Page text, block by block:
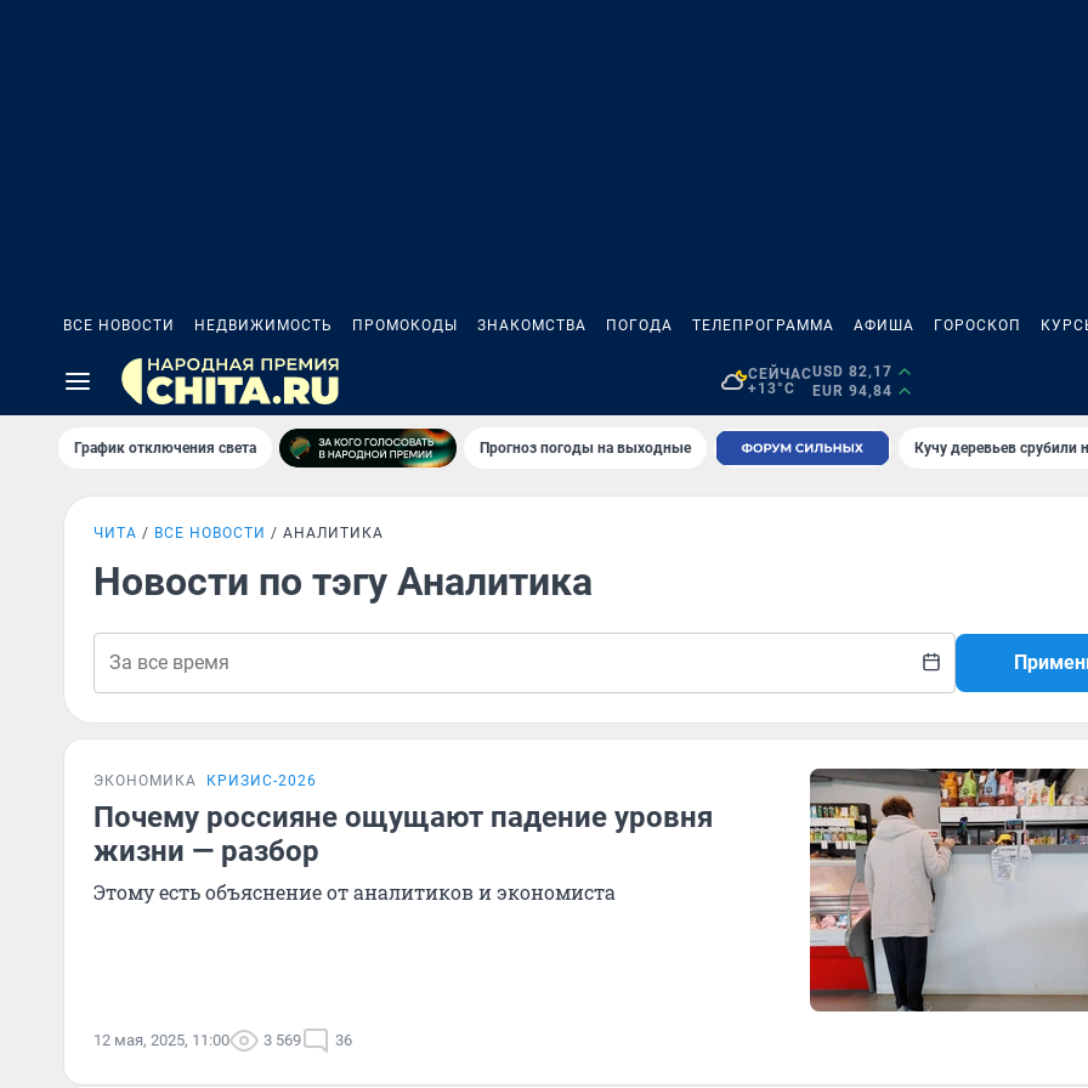
ВСЕ НОВОСТИ НЕДВИЖИМОСТЬ ПРОМОКОДЫ ЗНАКОМСТВА ПОГОДА ТЕЛЕПРОГРАММА АФИША ГОРОСКОП
СЕЙЧАС
+13°C
USD 82,17
EUR 94,84
График отключения света Прогноз погоды на выходные Кучу деревьев срубили
ЧИТА ВСЕ НОВОСТИ АНАЛИТИКА
Новости по тэгу Аналитика
ЭКОНОМИКА КРИЗИС-2026
Почему россияне ощущают падение уровня
жизни — разбор
Этому есть объяснение от аналитиков и экономиста
12 мая, 2025, 11:00 3 569 36